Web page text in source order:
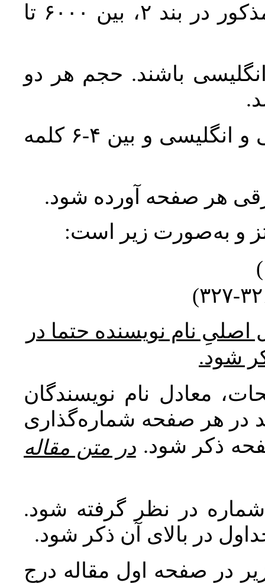
حجم کل مقاله با احتساب تمام بخش‌های مذکور در بند ۲، بین ۶۰۰۰ تا
باشند. حجم هر دو
واژگان کلیدی بلافاصله پس از چکیده فارسی و انگلیسی و بین ۴-۶ کلمه
هر صفحه آورده شود.
و به‌صورت زیر است:
نام نویسنده حتما در
شود.
معادل نام نویسندگان
در هر صفحه شماره‌گذاری
ذکر شود. در متن مقاله
در نظر گرفته شود.
در بالای آن ذکر شود.
در صفحه اول مقاله درج